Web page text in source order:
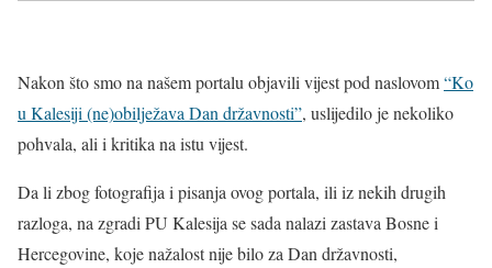
Nakon što smo na našem portalu objavili vijest pod naslovom“Ko
u Kalesiji (ne)obilježava Dan državnosti”, uslijedilo je nekoliko
pohvala, ali i kritika na istu vijest.
Da li zbog fotografija i pisanja ovog portala, ili iz nekih drugih
razloga, na zgradi PU Kalesija se sada nalazi zastava Bosne i
Hercegovine, koje nažalost nije bilo za Dan državnosti,